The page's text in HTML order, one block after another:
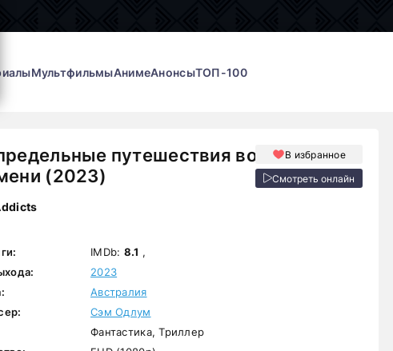
МультфильмыАнимеАнонсыТОП-100
путешествия во
(2023)
В избранное
Смотреть онлайн
IMDb: 8.1 ,
2023
Австралия
Сэм Одлум
Фантастика, Триллер